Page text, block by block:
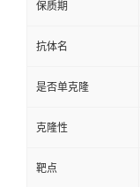
保质期
抗体名
是否单克隆
克隆性
靶点